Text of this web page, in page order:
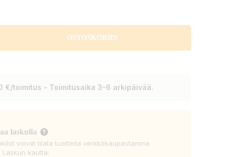
OSTOSKORIIN
€/toimitus - Toimitusaika 3-6 arkipäivää.
laskulla
voivat tilata tuotteita verkkokaupastamme
Laskun kautta.